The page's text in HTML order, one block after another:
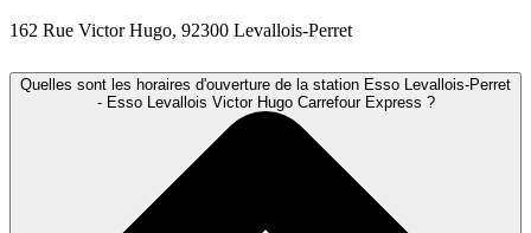
162 Rue Victor Hugo, 92300 Levallois-Perret
Quelles sont les horaires d'ouverture de la station Esso Levallois-Perret
- Esso Levallois Victor Hugo Carrefour Express ?